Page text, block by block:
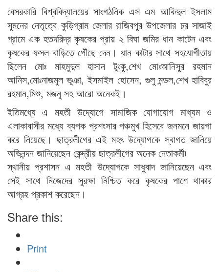
বেসরকারি বিশ্ববিদ্যালয়ের সাংগঠনিক এস এম আকিদুল ইসলাম
সুমনের নেতৃত্বে কুড়িগ্রাম জেলার রাজিবপুর উপজেলার চর সাজাই
গ্রামে এক হতদরিদ্র কৃষকের প্রায় ২ বিঘা জমির ধান কাটেন এবং
কৃষকের ফসল বাড়িতে পৌঁছে দেন। ধান কাটার সাথে সহযোগীতায়
ছিলেন মোঃ মাহমুদুল হাসান টুংকু,শেখ মোঃআনিসুর রহমান
আনিস,মোঃনাজমুল ভূঞা, ইসমাইল হোসেন, গুলু মন্ডল,শেখ হাবিবুর
রহমান,মিশু, মজনু সহ আরো অনেকই।
ইতিমধ্যে এ মহতী উদ্যোগে সামাজিক যোগাযোগ মাধ্যম ও
এলাকাবাসীর মধ্যে ব্যপক প্রশংসার পঞ্চমুখ হিসেবে জনমনে জায়গা
করে নিয়েছে। ছাত্রলীগের এই মহৎ উদ্যোগকে স্বাগত জানিয়ে
অভিনন্দন জানিয়েছেন কেন্দ্রীয় ছাত্রলীগের অনেক নেতাকর্মী৷
স্থানীয় প্রশাসন এ মহতী উদ্যোগকে সাধুবাদ জানিয়েছেন এবং
সেই সাথে নিজেদের সুরক্ষা নিশ্চিত করে কৃষকের পাশে থাকার
আগ্রহ প্রকাশ করেছেন।
Share this:
Print